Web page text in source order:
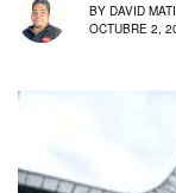
BY DAVID
OCTUBRE 2,